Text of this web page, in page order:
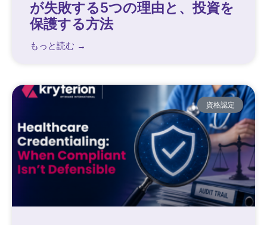
が失敗する5つの理由と、投資を
保護する方法
もっと読む →
資格認定